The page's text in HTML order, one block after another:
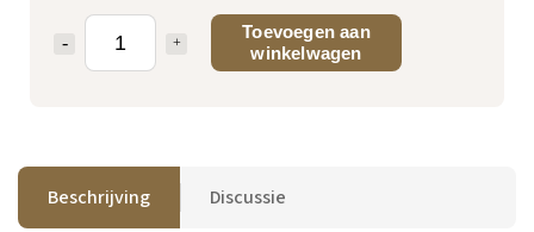
Toevoegen aan
winkelwagen
Beschrijving Discussie